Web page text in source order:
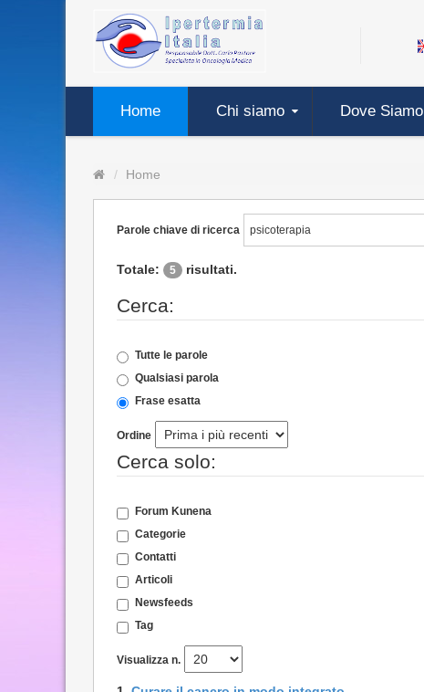
Home Chi siamo Dove Siamo
Home
Parole chiave di ricerca
Totale: 5 risultati.
Cerca:
Tutte le parole
Qualsiasi parola
Frase esatta
Ordine
Cerca solo:
Forum Kunena
Categorie
Contatti
Articoli
Newsfeeds
Tag
Visualizza n.